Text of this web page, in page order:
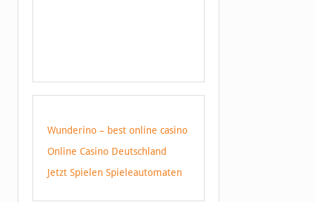
Wunderino – best online casino
Online Casino Deutschland
Jetzt Spielen Spieleautomaten